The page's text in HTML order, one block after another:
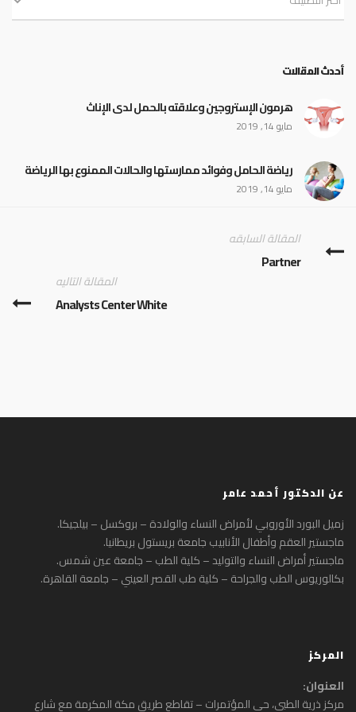
أحدث المقالات
هرمون الإستروجين وعلاقته بالحمل لدى الإناث
مايو 14, 2019
رياضة الحامل وفوائد ممارستها والحالات الممنوع بها الرياضة
مايو 14, 2019
المقالة السابقه
Partner
المقالة التاليه
Analysts Center White
عن الدكتور أحمد عامر
زميل البورد الأوروبي لأمراض النساء والولادة – بروكسل – بيلجيكا.
ماجستير العقم وأطفال الأنابيب جامعة بريستول بريطانيا.
ماجستير أمراض النساء والتوليد – كلية الطب – جامعة عين شمس.
بكالوريوس الطب والجراحة – كلية طب القصر العيني – جامعة القاهرة.
المركز
العنوان:
مركز ذرية الطبي، حي المؤتمرات – تقاطع طريق مكة المكرمة مع شارع